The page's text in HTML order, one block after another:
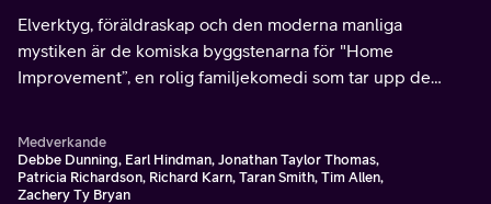
Elverktyg, föräldraskap och den moderna manliga
mystiken är de komiska byggstenarna för "Home
Improvement”, en rolig familjekomedi som tar upp de
Medverkande
Debbe Dunning, Earl Hindman, Jonathan Taylor Thomas,
Patricia Richardson, Richard Karn, Taran Smith, Tim Allen,
Zachery Ty Bryan